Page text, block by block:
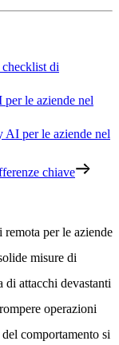
di
le aziende nel
per le aziende nel
chiave
per le aziende
misure di
attacchi devastanti
operazioni
comportamento si